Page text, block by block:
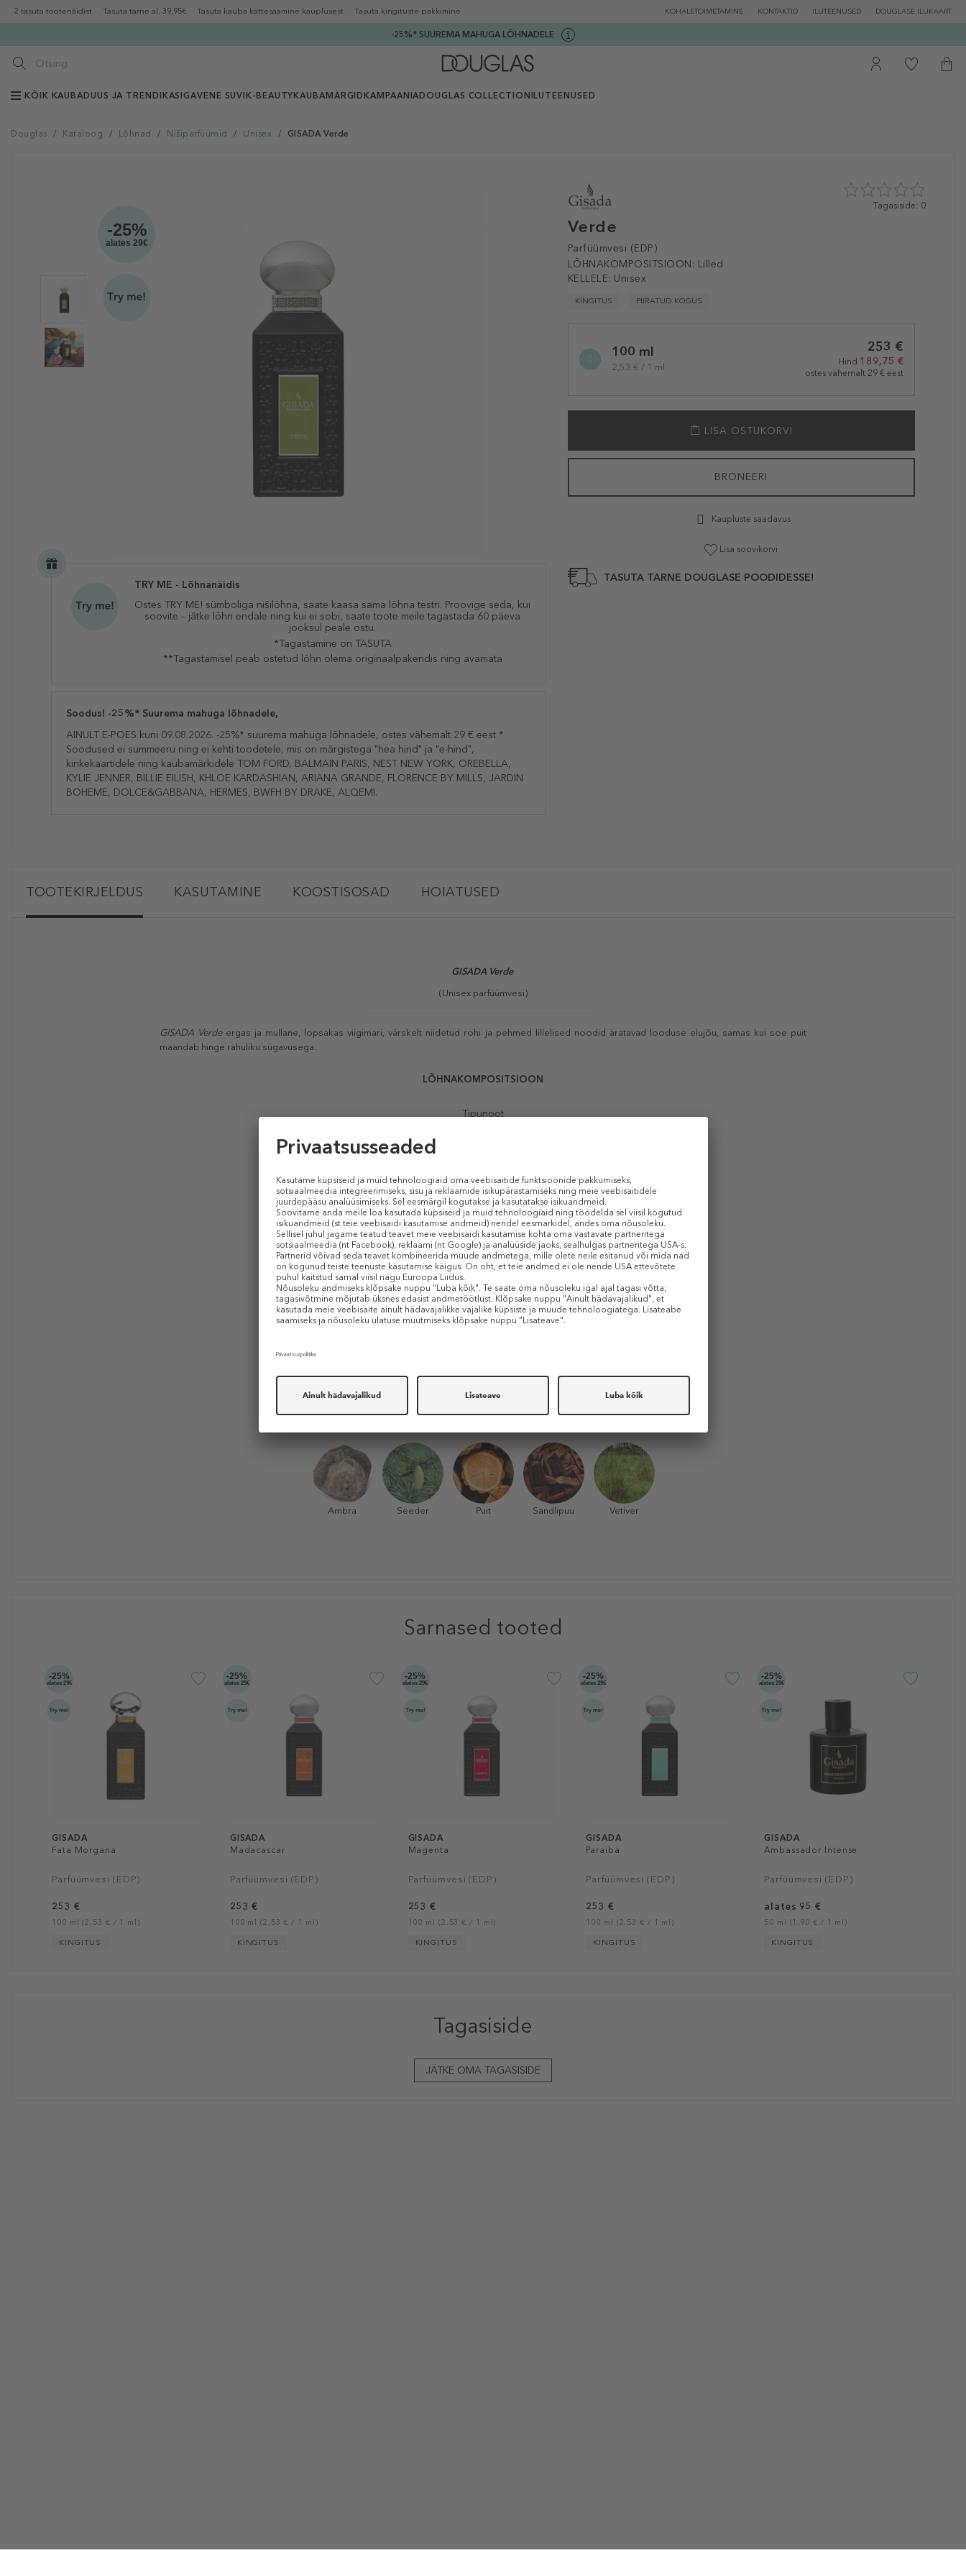
2 tasuta tootenäidist Tasuta tarne al. 39,95€ Tasuta kauba kättesaamine kauplusest Tasuta kingituste pakkimine KOHALETOIMETAMINE KONTAKTID ILUTEENUSED DOUGLASE ILUKAART
-25%* SUUREMA MAHUGA LÕHNADELE
KÕIK KAUBADUUS JA TRENDIKAS IGAVENE SUVI K-BEAUTY KAUBAMÄRGID KAMPAANIADOUGLAS COLLECTION ILUTEENUSED
Douglas / Kataloog / Lõhnad / Nišiparfüümid / Unisex / GISADA Verde
-25%
alates 29€
Verde
Parfüümvesi (EDP)
LÕHNAKOMPOSITSIOON: Lilled
KELLELE: Unisex
KINGITUS PIIRATUD KOGUS
0
Tagasiside: 0
variation100 ml
2,53 € / 1 ml
253 €
Hind 189,75 €
ostes vähemalt 29 € eest
LISA OSTUKORVI
BRONEERI
Kaupluste saadavus
Lisa soovikorvi
TASUTA TARNE DOUGLASE POODIDESSE!
TRY ME - Lõhnanäidis
Ostes TRY ME! sümboliga nišilõhna, saate kaasa sama lõhna testri. Proovige seda, kui
soovite – jätke lõhn endale ning kui ei sobi, saate toote meile tagastada 60 päeva
jooksul peale ostu.
*Tagastamine on TASUTA
**Tagastamisel peab ostetud lõhn olema originaalpakendis ning avamata
Soodus! -25%* Suurema mahuga lõhnadele,
AINULT E-POES kuni 09.08.2026. -25%* suurema mahuga lõhnadele, ostes vähemalt 29 € eest *
Soodused ei summeeru ning ei kehti toodetele, mis on märgistega "hea hind" ja "e-hind",
kinkekaartidele ning kaubamärkidele TOM FORD, BALMAIN PARIS, NEST NEW YORK, OREBELLA,
KYLIE JENNER, BILLIE EILISH, KHLOE KARDASHIAN, ARIANA GRANDE, FLORENCE BY MILLS, JARDIN
BOHEME, DOLCE&GABBANA, HERMES, BWFH BY DRAKE, ALQEMI.
TOOTEKIRJELDUS KASUTAMINE KOOSTISOSAD HOIATUSED
GISADA Verde
(Unisex parfüümvesi)
GISADA Verdeergas ja mullane, lopsakas viigimari, värskelt niidetud rohi ja pehmed lillelised noodid äratavad looduse elujõu, samas kui soe puit
maandab hinge rahuliku sügavusega.
LÕHNAKOMPOSITSIOON
Tipunoot
Aprikoos Melon Viigimari Kannike Rohi
Südamenoot
Ambra Seeder Puit Sandlipuu Vetiver
Sarnased tooted
-25%
alates 29€
GISADA
Fata Morgana
Parfüümvesi (EDP)
253 €
100 ml (2,53 € / 1 ml)
KINGITUS
-25%
alates 29€
GISADA
Madacascar
Parfüümvesi (EDP)
253 €
100 ml (2,53 € / 1 ml)
KINGITUS
-25%
alates 29€
GISADA
Magenta
Parfüümvesi (EDP)
253 €
100 ml (2,53 € / 1 ml)
KINGITUS
-25%
alates 29€
GISADA
Paraiba
Parfüümvesi (EDP)
253 €
100 ml (2,53 € / 1 ml)
KINGITUS
-25%
alates 29€
GISADA
Ambassador Intense
Parfüümvesi (EDP)
alates 95 €
50 ml (1,90 € / 1 ml)
KINGITUS
Tagasiside
JÄTKE OMA TAGASISIDE